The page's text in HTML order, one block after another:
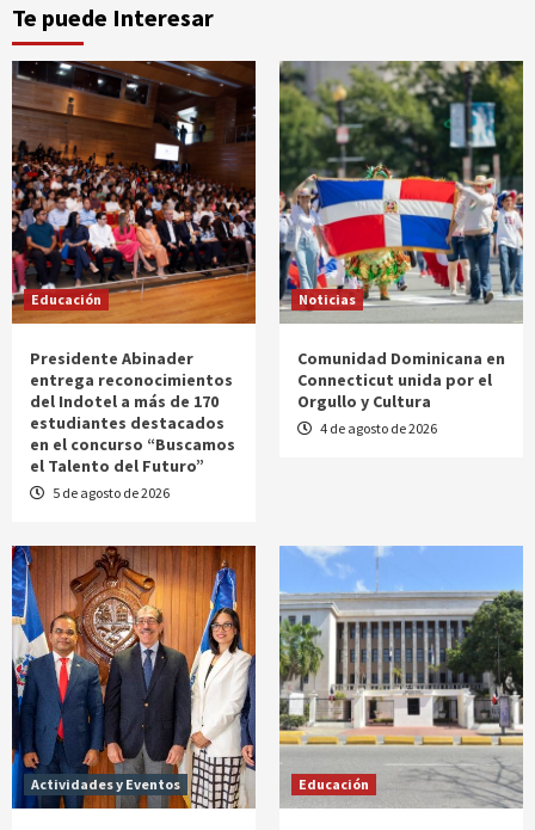
Te puede Interesar
Educación
Presidente Abinader
entrega reconocimientos
del Indotel a más de 170
estudiantes destacados
en el concurso “Buscamos
el Talento del Futuro”
5 de agosto de 2026
Noticias
Comunidad Dominicana en
Connecticut unida por el
Orgullo y Cultura
4 de agosto de 2026
Actividades y Eventos Educación